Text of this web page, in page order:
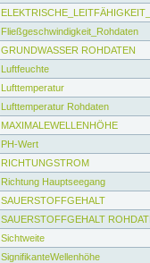
Fließgeschwindigkeit_Rohdaten
GRUNDWASSER ROHDATEN
Luftfeuchte
Lufttemperatur
Lufttemperatur Rohdaten
MAXIMALEWELLENHÖHE
PH-Wert
RICHTUNGSTROM
Richtung Hauptseegang
SAUERSTOFFGEHALT
SAUERSTOFFGEHALT
Sichtweite
SignifikanteWellenhöhe